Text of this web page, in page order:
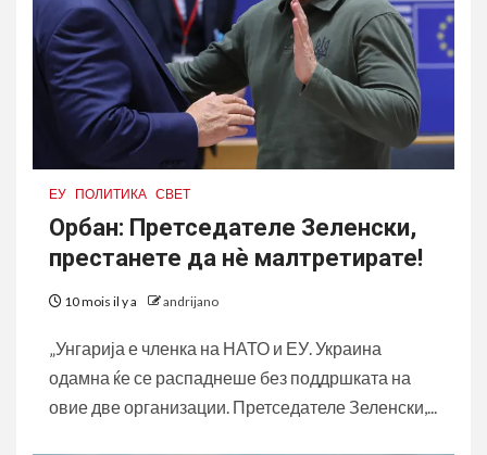
ЕУ ПОЛИТИКА СВЕТ
Орбан: Претседателе Зеленски,
престанете да нѐ малтретирате!
10 mois il y a andrijano
„Унгарија е членка на НАТО и ЕУ. Украина
одамна ќе се распаднеше без поддршката на
овие две организации. Претседателе Зеленски,...